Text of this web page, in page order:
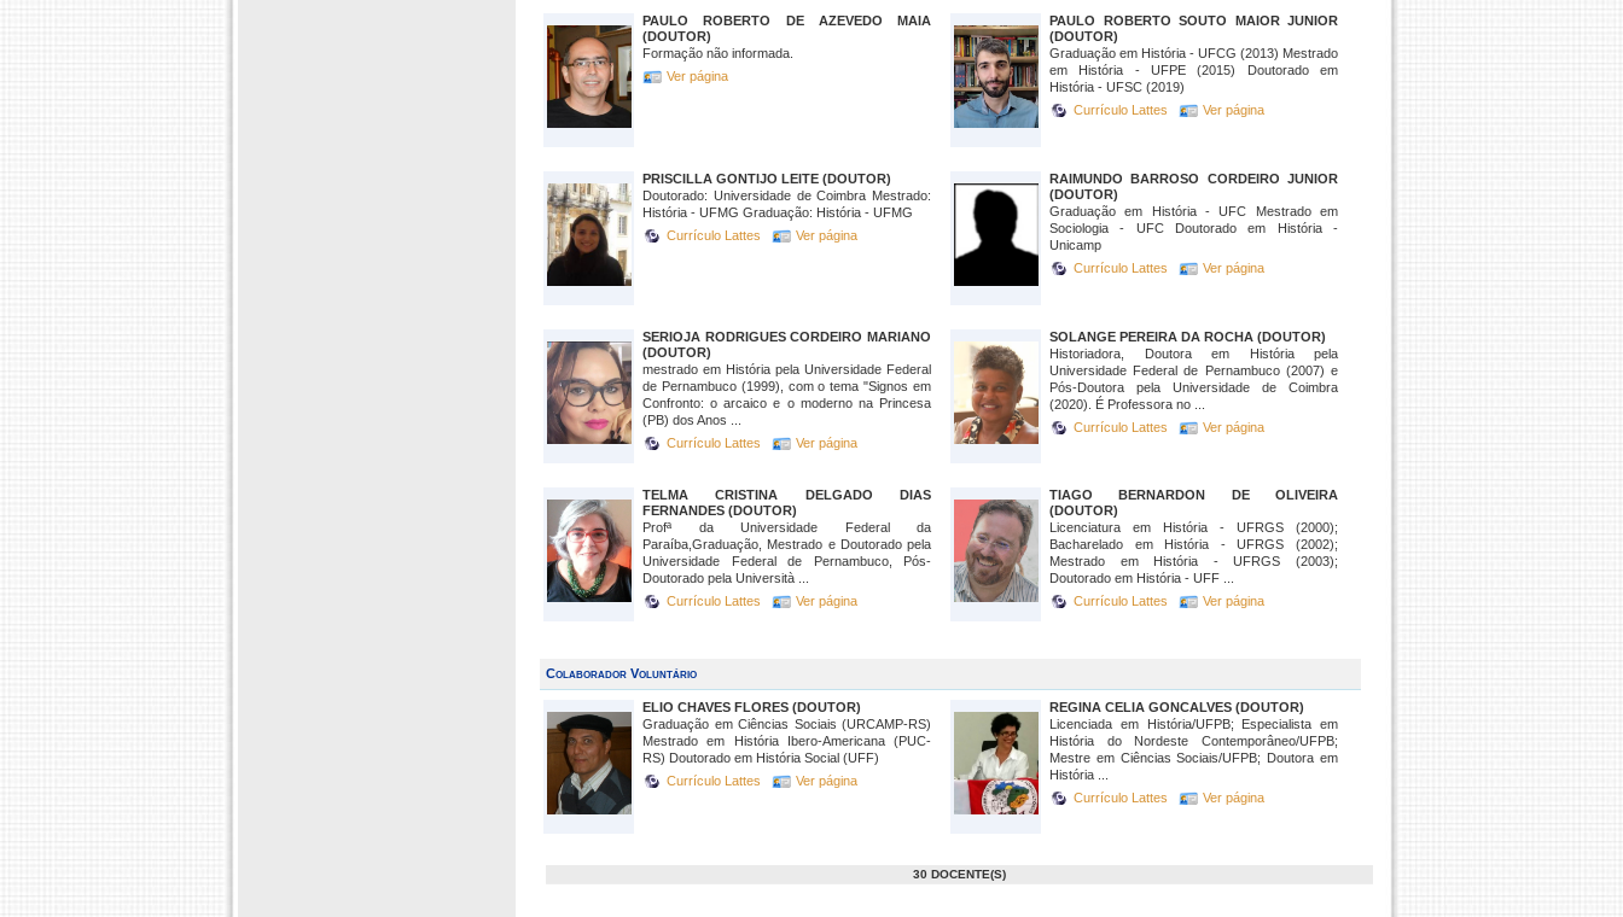
PAULO ROBERTO DE AZEVEDO MAIA
(DOUTOR)
Formação não informada.
Ver página
PAULO ROBERTO SOUTO MAIOR JUNIOR
(DOUTOR)
Graduação em História - UFCG (2013) Mestrado
em História - UFPE (2015) Doutorado em
História - UFSC (2019)
Currículo Lattes
Ver página
PRISCILLA GONTIJO LEITE (DOUTOR)
Doutorado: Universidade de Coimbra Mestrado:
História - UFMG Graduação: História - UFMG
Currículo Lattes
Ver página
RAIMUNDO BARROSO CORDEIRO JUNIOR
(DOUTOR)
Graduação em História - UFC Mestrado em
Sociologia - UFC Doutorado em História -
Unicamp
Currículo Lattes
Ver página
SERIOJA RODRIGUES CORDEIRO MARIANO
(DOUTOR)
mestrado em História pela Universidade Federal
de Pernambuco (1999), com o tema "Signos em
Confronto: o arcaico e o moderno na Princesa
(PB) dos Anos ...
Currículo Lattes
Ver página
SOLANGE PEREIRA DA ROCHA (DOUTOR)
Historiadora, Doutora em História pela
Universidade Federal de Pernambuco (2007) e
Pós-Doutora pela Universidade de Coimbra
(2020). É Professora no ...
Currículo Lattes
Ver página
TELMA CRISTINA DELGADO DIAS
FERNANDES (DOUTOR)
Profª da Universidade Federal da
Paraíba,Graduação, Mestrado e Doutorado pela
Universidade Federal de Pernambuco, Pós-
Doutorado pela Università ...
Currículo Lattes
Ver página
TIAGO BERNARDON DE OLIVEIRA
(DOUTOR)
Licenciatura em História - UFRGS (2000);
Bacharelado em História - UFRGS (2002);
Mestrado em História - UFRGS (2003);
Doutorado em História - UFF ...
Currículo Lattes
Ver página
Colaborador Voluntário
ELIO CHAVES FLORES (DOUTOR)
Graduação em Ciências Sociais (URCAMP-RS)
Mestrado em História Ibero-Americana (PUC-
RS) Doutorado em História Social (UFF)
Currículo Lattes
Ver página
REGINA CELIA GONCALVES (DOUTOR)
Licenciada em História/UFPB; Especialista em
História do Nordeste Contemporâneo/UFPB;
Mestre em Ciências Sociais/UFPB; Doutora em
História ...
Currículo Lattes
Ver página
30 DOCENTE(S)